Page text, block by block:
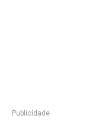
Publicidade